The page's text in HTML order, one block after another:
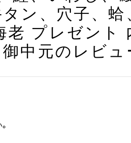
ン、穴子、蛤
老 プレゼント
御中元のレビュ